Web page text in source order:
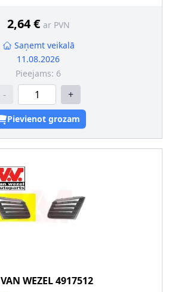
2,64 € ar PVN
Saņemt veikalā
11.08.2026
Pieejams: 6
- +
Pievienot grozam
VAN WEZEL4917512